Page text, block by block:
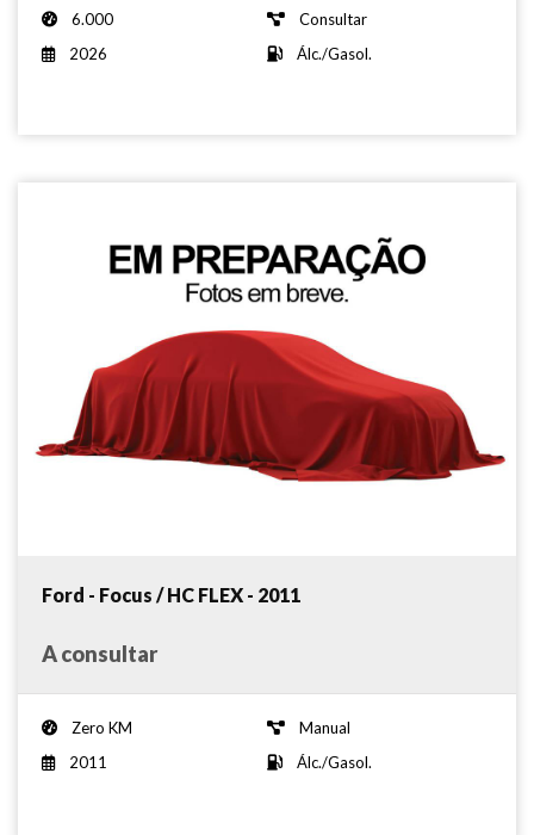
6.000
Consultar
2026
Álc./Gasol.
Ford - Focus / HC FLEX - 2011
A consultar
Zero KM
Manual
2011
Álc./Gasol.